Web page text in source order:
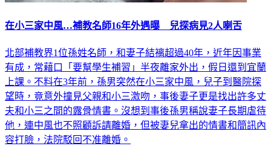
在小三家中風…補教名師16年外遇曝 兒探病見2人喇舌
北部補教界1位孫姓名師，和妻子結褵超過40年，近年因事業
有成，常藉口「要幫學生補習」半夜離家外出，假日還到宜蘭
上課。不料在3年前，孫男突然在小三家中風，兒子到醫院探
望時，竟意外撞見父親和小三激吻，事後妻子更是找出許多丈
夫和小三之間的露骨情書。沒想到事後孫男稱說妻子長期虐待
他，連中風也不照顧訴請離婚，但被妻兒拿出的情書和簡訊內
容打臉，法院駁回不准離婚。